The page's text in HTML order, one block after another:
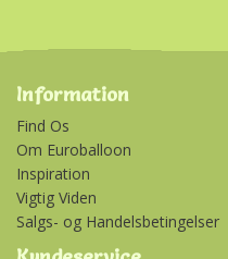
Information
Find Os
Om Euroballoon
Inspiration
Vigtig Viden
Salgs- og Handelsbetingelser